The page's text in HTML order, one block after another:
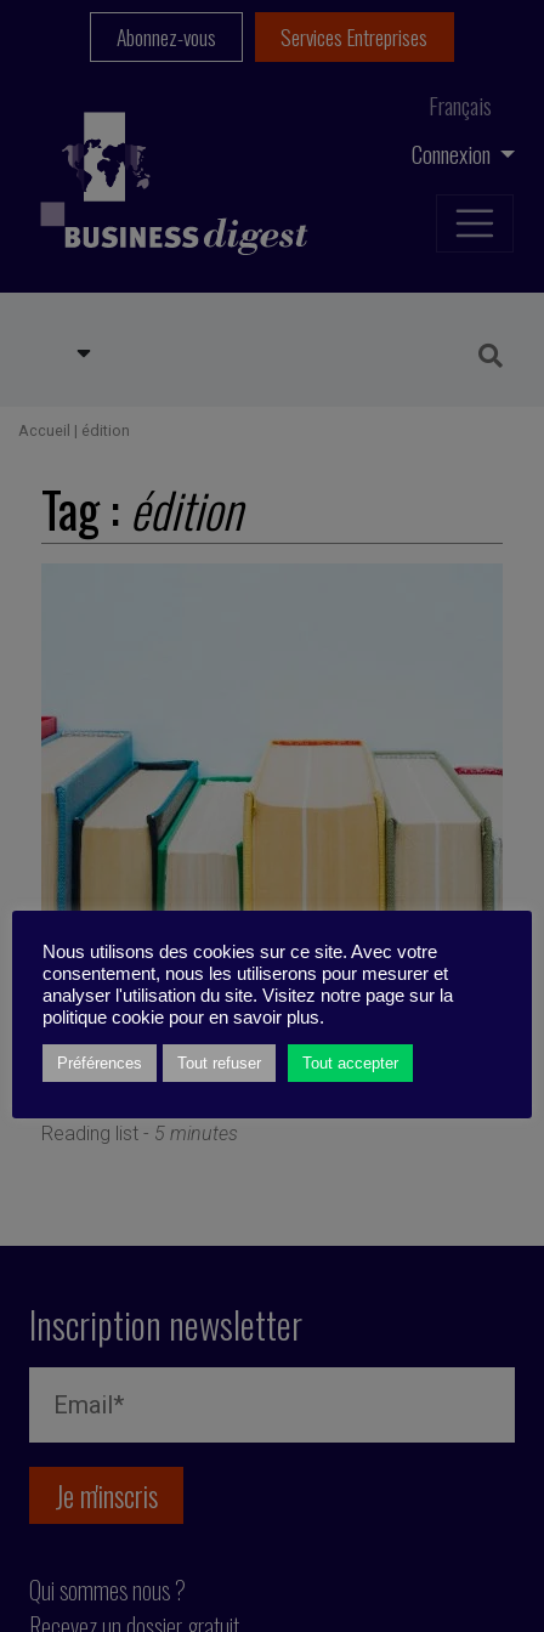
Connexion
Français
Abonnez-vous Services Entreprises
Accueil | édition
Tag : édition
10 livres incontournables –
Focus sur le Slow Working
Reading list - 5 minutes
Inscription newsletter
Qui sommes nous ?
Nous utilisons des cookies sur ce site. Avec votre
consentement, nous les utiliserons pour mesurer et
analyser l'utilisation du site. Visitez notre page sur la
politique cookie pour en savoir plus.
Préférences Tout refuser Tout accepter